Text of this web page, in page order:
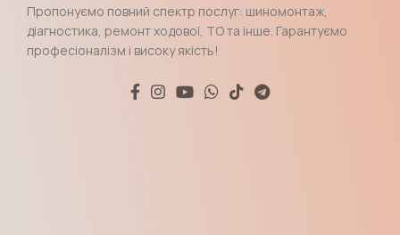
Пропонуємо повний спектр послуг: шиномонтаж,
діагностика, ремонт ходової, ТО та інше. Гарантуємо
професіоналізм і високу якість!